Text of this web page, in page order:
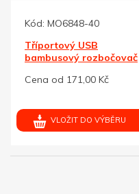
Kód: MO6848-40
Tříportový USB
bambusový rozbočovač
Cena od 171,00 Kč
VLOŽIT DO VÝBĚRU